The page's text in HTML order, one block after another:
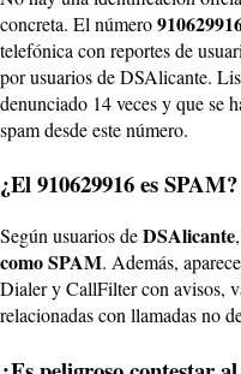
concreta. El número
telefónica con reportes de
por usuarios de DSAlicante.
denunciado 14 veces y que se
spam desde este número.
¿El 910629916 es SPAM?
Según usuarios deDSAlicante
como SPAM. Además,
Dialer y CallFilter con avisos,
relacionadas con llamadas no